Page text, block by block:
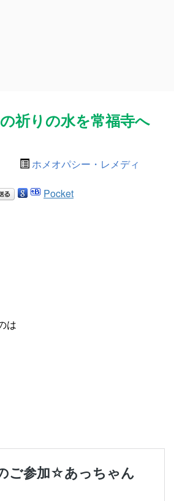
祈りの水を常福寺へ
ホメオパシー・レメディ
Pocket
は